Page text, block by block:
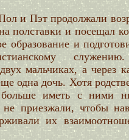
и Пэт продолжали
полставки и посещал
образование и
мальчиках, а через
одна дочь. Хотя
иметь с ними
приезжали, чтобы
их